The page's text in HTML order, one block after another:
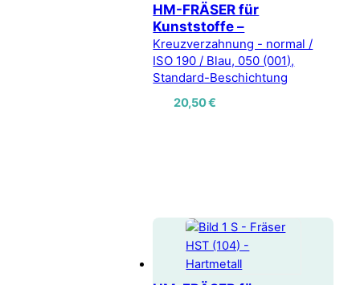
HM-FRÄSER für
Kunststoffe –
Kreuzverzahnung - normal /
ISO 190 / Blau, 050 (001),
Standard-Beschichtung
20,50€